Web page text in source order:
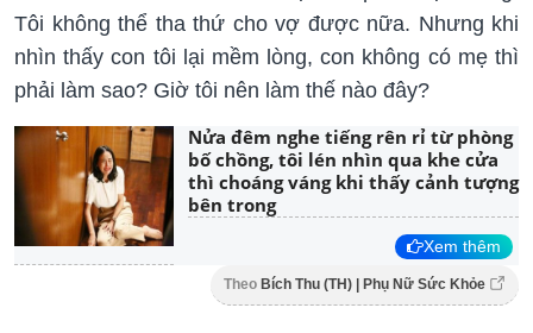
Tôi không thể tha thứ cho vợ được nữa. Nhưng khi
nhìn thấy con tôi lại mềm lòng, con không có mẹ thì
phải làm sao? Giờ tôi nên làm thế nào đây?
Nửa đêm nghe tiếng rên rỉ từ phòng
bố chồng, tôi lén nhìn qua khe cửa
thì choáng váng khi thấy cảnh tượng
bên trong
Xem thêm
Theo Bích Thu (TH) | Phụ Nữ Sức Khỏe